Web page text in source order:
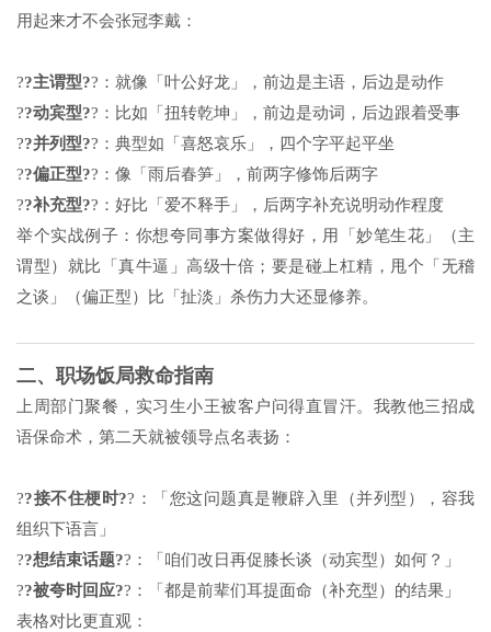
用起来才不会张冠李戴：
??主谓型??：就像「叶公好龙」，前边是主语，后边是动作
??动宾型??：比如「扭转乾坤」，前边是动词，后边跟着受事
??并列型??：典型如「喜怒哀乐」，四个字平起平坐
??偏正型??：像「雨后春笋」，前两字修饰后两字
??补充型??：好比「爱不释手」，后两字补充说明动作程度
举个实战例子：你想夸同事方案做得好，用「妙笔生花」（主
谓型）就比「真牛逼」高级十倍；要是碰上杠精，甩个「无稽
之谈」（偏正型）比「扯淡」杀伤力大还显修养。
二、职场饭局救命指南
上周部门聚餐，实习生小王被客户问得直冒汗。我教他三招成
语保命术，第二天就被领导点名表扬：
??接不住梗时??：「您这问题真是鞭辟入里（并列型），容我
组织下语言」
??想结束话题??：「咱们改日再促膝长谈（动宾型）如何？」
??被夸时回应??：「都是前辈们耳提面命（补充型）的结果」
表格对比更直观：